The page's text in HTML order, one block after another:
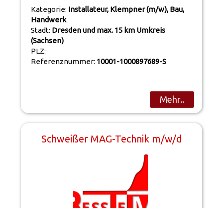
Kategorie: Installateur, Klempner (m/w), Bau,
Handwerk
Stadt: Dresden und max. 15 km Umkreis
(Sachsen)
PLZ:
Referenznummer: 10001-1000897689-S
Mehr..
Schweißer MAG-Technik m/w/d